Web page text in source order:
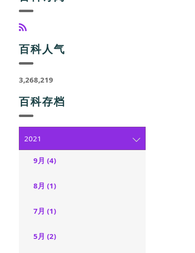
百科人气
3,268,219
百科存档
2021
9月 (4)
8月 (1)
7月 (1)
5月 (2)